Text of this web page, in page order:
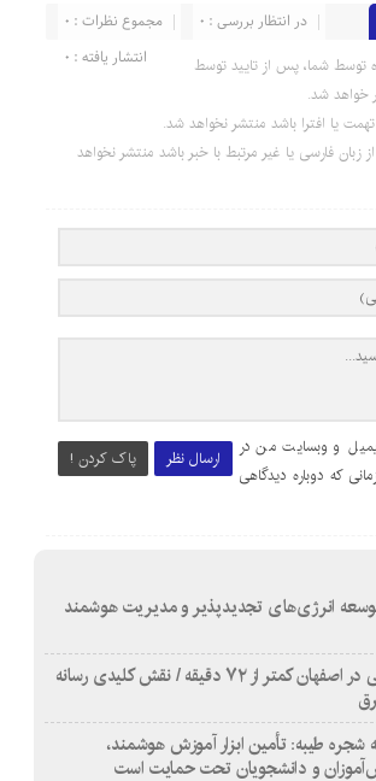
مجموع نظرات : 0
در انتظار بررسی : 0
انتشار یافته : 0
توسط شما، پس از تایید توسط
خواهد شد.
یا افترا باشد منتشر نخواهد شد.
زبان فارسی یا غیر مرتبط با خبر باشد منتشر نخواهد
ارسال نظر پاک کردن !
و وبسایت من در
که دوباره دیدگاهی
انرژی‌های تجدیدپذیر و مدیریت هوشمند
میانگین خاموشی در اصفهان کمتر از ۷۲ دقیقه / نقش کلیدی رسانه
شجره طیبه: تأمین ابزار آموزش هوشمند،
و دانشجویان تحت حمایت است